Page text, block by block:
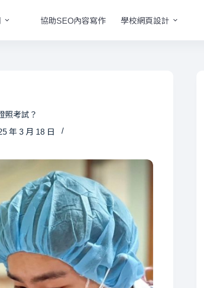
協助SEO內容寫作 學校網頁設計
照考試？
年 3 月 18 日